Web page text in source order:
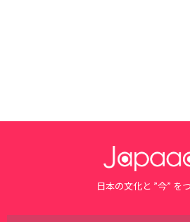
日本の文化と ”今” を